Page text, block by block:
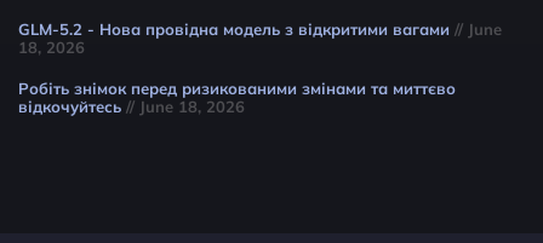
GLM-5.2 - Нова провідна модель з відкритими вагами // June
18, 2026
Робіть знімок перед ризикованими змінами та миттєво
відкочуйтесь // June 18, 2026